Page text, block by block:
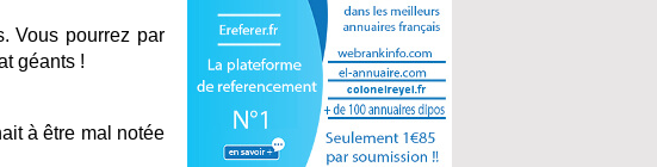
Vous pourrez par
géants !
à être mal notée